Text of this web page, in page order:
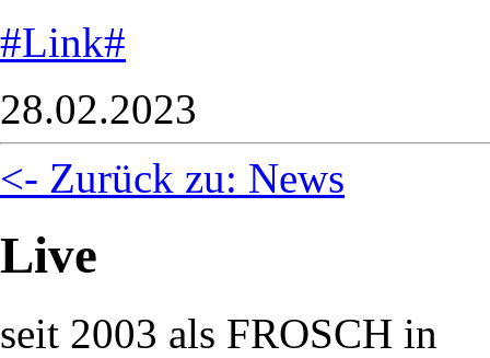
#Link#
28.02.2023
<- Zurück zu: News
Live
seit 2003 als FROSCH in